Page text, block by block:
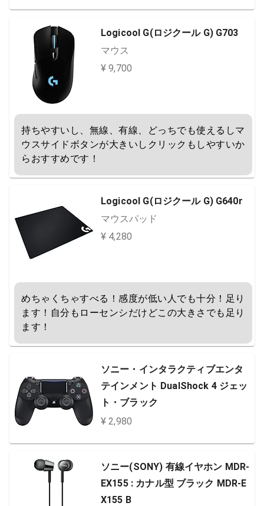
Logicool G(ロジクール G) G703
マウス
¥ 9,700
持ちやすいし、無線、有線、どっちでも使えるしマ
ウスサイドボタンが大きいしクリックもしやすいか
らおすすめです！
Logicool G(ロジクール G) G640r
マウスパッド
¥ 4,280
めちゃくちゃすべる！感度が低い人でも十分！足り
ます！自分もローセンシだけどこの大きさでも足り
ます！
ソニー・インタラクティブエンタ
テインメント DualShock 4 ジェッ
ト・ブラック
¥ 2,980
ソニー(SONY) 有線イヤホン MDR-
EX155 : カナル型 ブラック MDR-E
X155 B